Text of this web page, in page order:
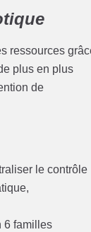
ressources
plus en plus
de
le contrôle
6 familles